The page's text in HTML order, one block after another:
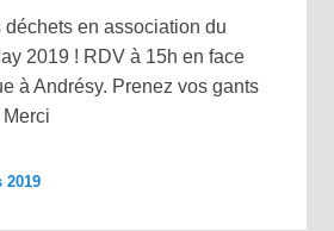
déchets en association du
2019 ! RDV à 15h en face
à Andrésy. Prenez vos gants
2019